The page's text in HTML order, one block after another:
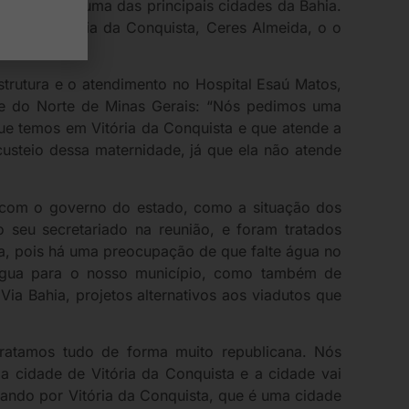
uma das principais cidades da Bahia.
de Vitória da Conquista, Ceres Almeida, o o
e o atendimento no Hospital Esaú Matos,
Norte de Minas Gerais: “Nós pedimos uma
temos em Vitória da Conquista e que atende a
dessa maternidade, já que ela não atende
o governo do estado, como a situação dos
secretariado na reunião, e foram tratados
pois há uma preocupação de que falte água no
para o nosso município, como também de
Bahia, projetos alternativos aos viadutos que
tudo de forma muito republicana. Nós
cidade de Vitória da Conquista e a cidade vai
por Vitória da Conquista, que é uma cidade